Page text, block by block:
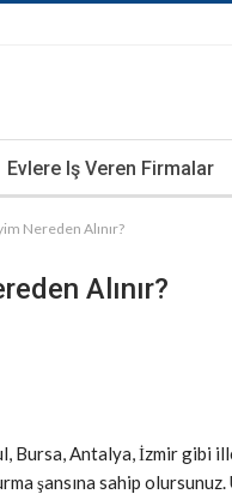
Evlere Iş Veren Firmalar
Nereden Alınır?
Alınır?
Bursa, Antalya, İzmir gibi
şansına sahip